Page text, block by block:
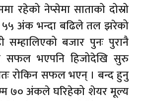
रहेको नेप्सेमा साताको दोस्रो
५५ अंक भन्दा बढिले तल झरेको
सम्हालिएको बजार पुनः पुरानै
सफल भएपनि हिजोदेखि सुरु
रोकिन सफल भएन् । बन्द हुनु
७० अंकले घरिहेको शेयर मूल्य